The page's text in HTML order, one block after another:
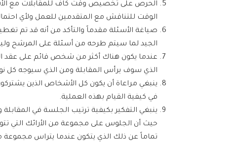
الحرص على تخصيص وقت كاف للمقابلات مع
الوقت للتناقش مع المتقدمين للعمل ولأي
صياغة الأسئلة مقدماً والتأكد من أنه قد تم
الجيد لما سيتم طرحه من أسئلة على المرشح
عندما يكون هناك أكثر من شخص قائم على عقد
الذي سوف يرأس المقابلة ومن الذي سيوجه كل
ينبغي مراعاة أن يكون كل الأشخاص الذين
في كيفية القيام بهذه العملية.
ينبغي التفكير بكيفية ترتيب الجلسة في المقابلة
حيث أن الجلوس على مجموعة من الأرائك التي
تماماً عن ذلك الذي يتكون عندما يتراس